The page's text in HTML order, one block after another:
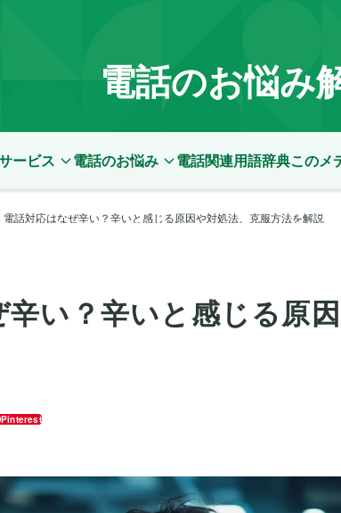
電話のお悩み
ービス 電話のお悩み 電話関連用語辞典このメ
電話対応はなぜ辛い？辛いと感じる原因や対処法、克服方法を解説
い？辛いと感じる原
Pinterest